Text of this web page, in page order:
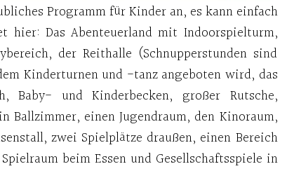
Programm für Kinder an, es kann einfach
Das Abenteuerland mit Indoorspielturm,
der Reithalle (Schnupperstunden sind
Kinderturnen und -tanz angeboten wird, das
Baby- und Kinderbecken, großer Rutsche,
Ballzimmer, einen Jugendraum, den Kinoraum,
zwei Spielplätze draußen, einen Bereich
beim Essen und Gesellschaftsspiele in